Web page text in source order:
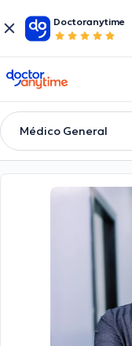
Doctoranytime
doctoranytime
Médico General